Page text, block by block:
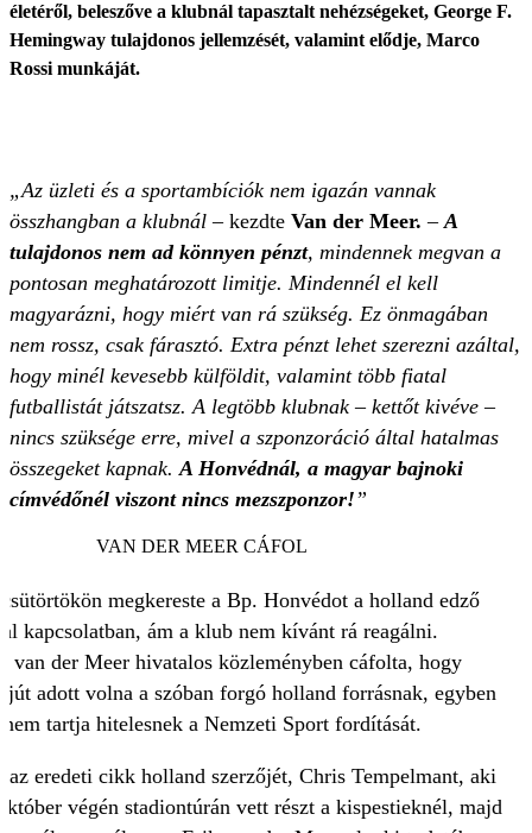
életéről, beleszőve a klubnál tapasztalt nehézségeket, George F.
Hemingway tulajdonos jellemzését, valamint elődje, Marco
Rossi munkáját.
„Az üzleti és a sportambíciók nem igazán vannak
összhangban a klubnál – kezdte Van der Meer. –A
tulajdonos nem ad könnyen pénzt, mindennek megvan a
pontosan meghatározott limitje. Mindennél el kell
magyarázni, hogy miért van rá szükség. Ez önmagában
nem rossz, csak fárasztó. Extra pénzt lehet szerezni azáltal,
hogy minél kevesebb külföldit, valamint több fiatal
futballistát játszatsz. A legtöbb klubnak – kettőt kivéve –
nincs szüksége erre, mivel a szponzoráció által hatalmas
összegeket kapnak.A Honvédnál, a magyar bajnoki
címvédőnél viszont nincs mezszponzor!”
VAN DER MEER CÁFOL
megkereste a Bp. Honvédot a holland edző
kapcsolatban, ám a klub nem kívánt rá reagálni.
van der Meer hivatalos közleményben cáfolta, hogy
adott volna a szóban forgó holland forrásnak, egyben
tartja hitelesnek a Nemzeti Sport fordítását.
az eredeti cikk holland szerzőjét, Chris Tempelmant, aki
végén stadiontúrán vett részt a kispestieknél, majd